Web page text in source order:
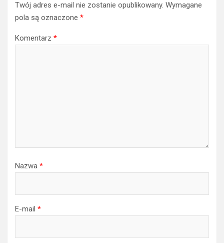
Twój adres e-mail nie zostanie opublikowany. Wymagane
pola są oznaczone *
Komentarz *
Nazwa *
E-mail *